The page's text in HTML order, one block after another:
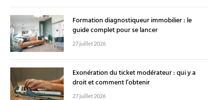
Formation diagnostiqueur immobilier : le
guide complet pour se lancer
27 juillet 2026
Exonération du ticket modérateur : qui y a
droit et comment l’obtenir
27 juillet 2026